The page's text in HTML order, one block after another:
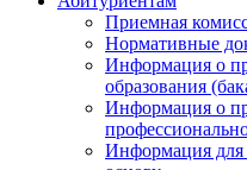
Приемная
Нормативные
Информация о
образования
Информация о
Информация